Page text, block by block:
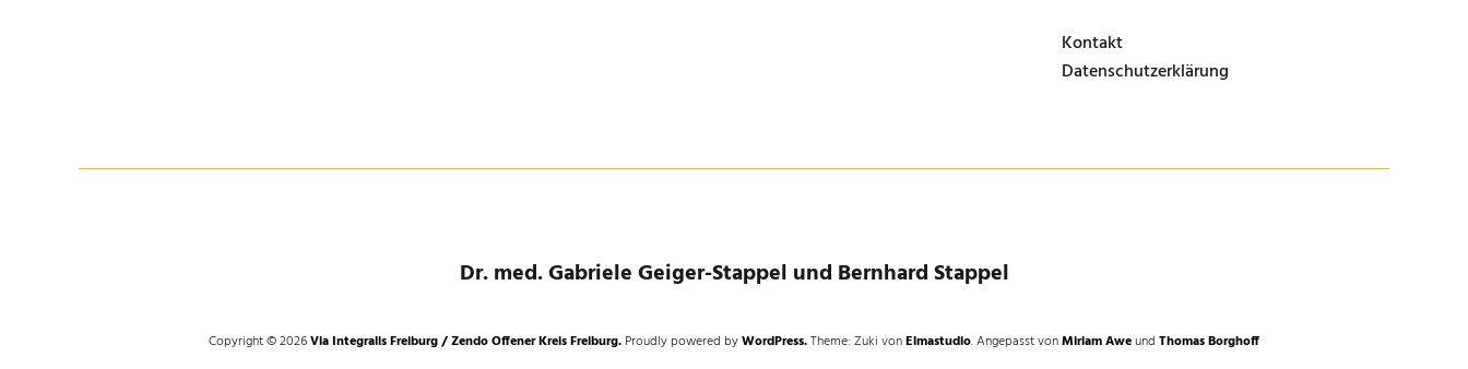
Kontakt
Datenschutzerklärung
Dr. med. Gabriele Geiger-Stappel und Bernhard Stappel
Copyright © 2026Via Integralis Freiburg / Zendo Offener Kreis Freiburg. Proudly powered byWordPress.Theme: Zuki vonElmastudio.Angepasst vonMiriam Aweund Thomas Borghoff